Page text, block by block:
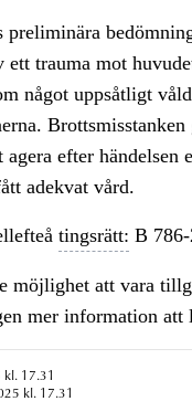
preliminära
trauma mot
något uppsåtligt
efter händelsen
adekvat vård.
tingsrätt: B
möjlighet att vara
mer information att
17.31
kl. 17.31